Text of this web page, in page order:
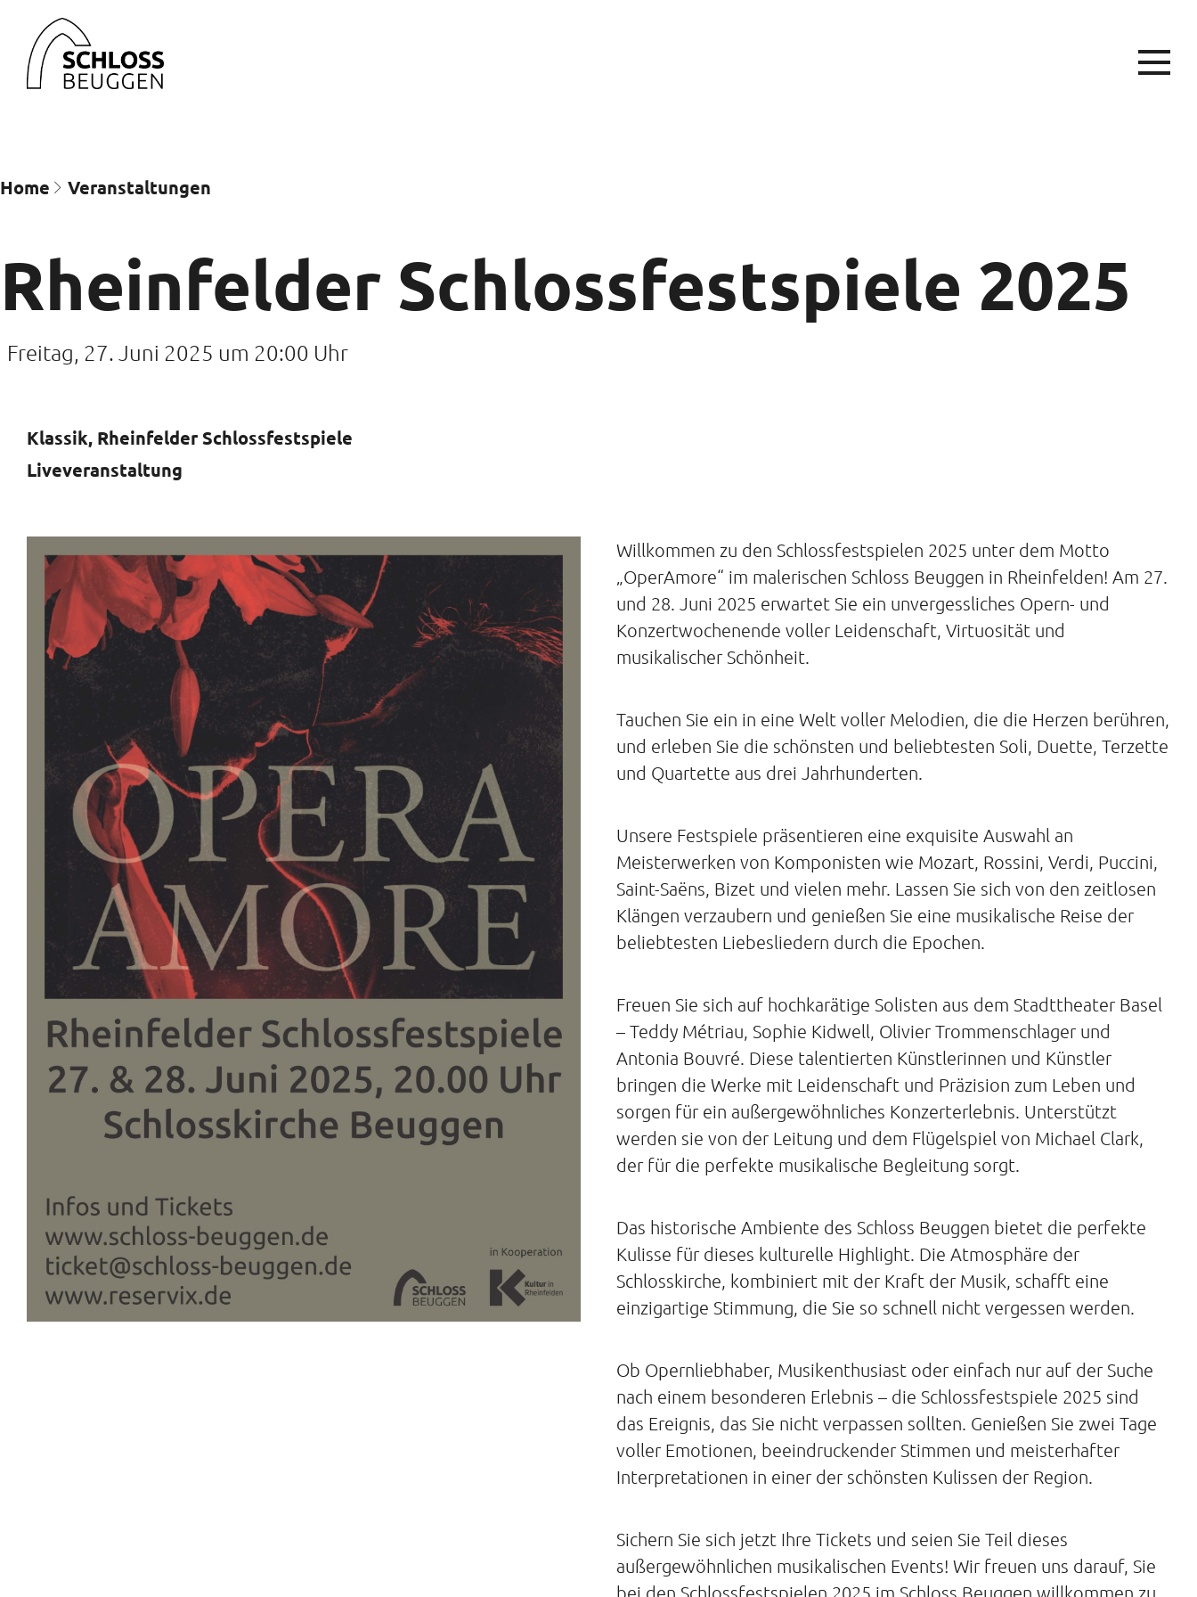
Home Veran­staltungen
Rheinfelder Schlossfestspiele 2025
Freitag, 27. Juni 2025 um 20:00 Uhr
Klassik, Rheinfelder Schlossfestspiele
Liveveranstaltung
Willkommen zu den Schlossfestspielen 2025 unter dem Motto
„OperAmore“ im malerischen Schloss Beuggen in Rheinfelden! Am 27.
und 28. Juni 2025 erwartet Sie ein unvergessliches Opern- und
Konzertwochenende voller Leidenschaft, Virtuosität und
musikalischer Schönheit.
Tauchen Sie ein in eine Welt voller Melodien, die die Herzen berühren,
und erleben Sie die schönsten und beliebtesten Soli, Duette, Terzette
und Quartette aus drei Jahrhunderten.
Unsere Festspiele präsentieren eine exquisite Auswahl an
Meisterwerken von Komponisten wie Mozart, Rossini, Verdi, Puccini,
Saint-Saëns, Bizet und vielen mehr. Lassen Sie sich von den zeitlosen
Klängen verzaubern und genießen Sie eine musikalische Reise der
beliebtesten Liebesliedern durch die Epochen.
Freuen Sie sich auf hochkarätige Solisten aus dem Stadttheater Basel
– Teddy Métriau, Sophie Kidwell, Olivier Trommenschlager und
Antonia Bouvré. Diese talentierten Künstlerinnen und Künstler
bringen die Werke mit Leidenschaft und Präzision zum Leben und
sorgen für ein außergewöhnliches Konzerterlebnis. Unterstützt
werden sie von der Leitung und dem Flügelspiel von Michael Clark,
der für die perfekte musikalische Begleitung sorgt.
Das historische Ambiente des Schloss Beuggen bietet die perfekte
Kulisse für dieses kulturelle Highlight. Die Atmosphäre der
Schlosskirche, kombiniert mit der Kraft der Musik, schafft eine
einzigartige Stimmung, die Sie so schnell nicht vergessen werden.
Ob Opernliebhaber, Musikenthusiast oder einfach nur auf der Suche
nach einem besonderen Erlebnis – die Schlossfestspiele 2025 sind
das Ereignis, das Sie nicht verpassen sollten. Genießen Sie zwei Tage
voller Emotionen, beeindruckender Stimmen und meisterhafter
Interpretationen in einer der schönsten Kulissen der Region.
Sichern Sie sich jetzt Ihre Tickets und seien Sie Teil dieses
außergewöhnlichen musikalischen Events! Wir freuen uns darauf, Sie
bei den Schlossfestspielen 2025 im Schloss Beuggen willkommen zu